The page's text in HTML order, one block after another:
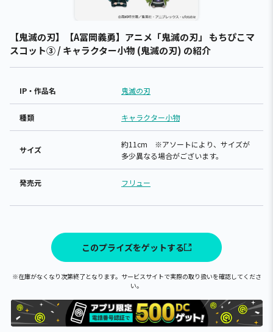
【鬼滅の刃】【A冨岡義勇】アニメ「鬼滅の刃」 もちぴこマ
スコット③ / キャラクター小物 (鬼滅の刃) の紹介
IP・作品名 鬼滅の刃
種類 キャラクター小物
サイズ
約11cm ※アソートにより、サイズが
多少異なる場合がございます。
発売元 フリュー
このプライズをゲットする
※在庫がなくなり次第終了となります。サービスサイトで実際の取り扱いを確認してくださ
い。